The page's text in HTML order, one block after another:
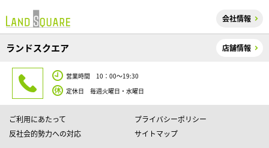
会社情報
ランドスクエア 店舗情報
営業時間 10：00～19:30
定休日 毎週火曜日・水曜日
ご利用にあたって
プライバシーポリシー
反社会的勢力への対応
サイトマップ